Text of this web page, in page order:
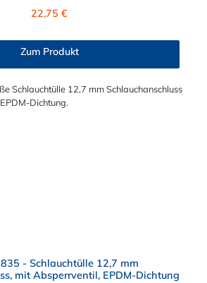
138 °C Sie können diese CPC
und HFC57-Serie kombinieren.
Regulärer Preis:
22,75 €
Zum Produkt
- Schlauchtülle 12,7 mm
mit Absperrventil, EPDM-Dichtung